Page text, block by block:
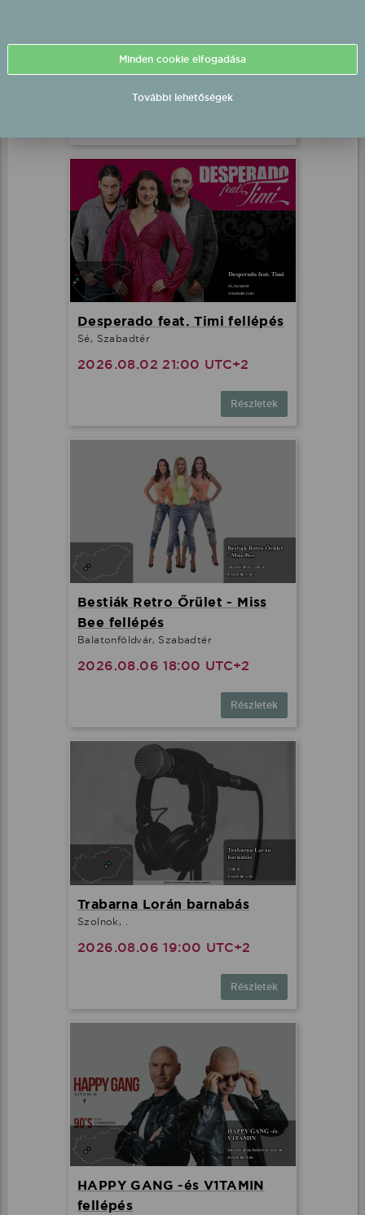
Szandi fellépés
Párkány, Sétálóutca Párkány
Desperado feat. Timi fellépés
Sé, Szabadtér
2026.08.02 21:00 UTC+2
Részletek
Bestiák Retro Őrület - Miss
Bee fellépés
Balatonföldvár, Szabadtér
2026.08.06 18:00 UTC+2
Részletek
Trabarna Lorán barnabás
Szolnok, .
2026.08.06 19:00 UTC+2
Részletek
HAPPY GANG -és V1TAMIN
fellépés
Minden cookie elfogadása
További lehetőségek